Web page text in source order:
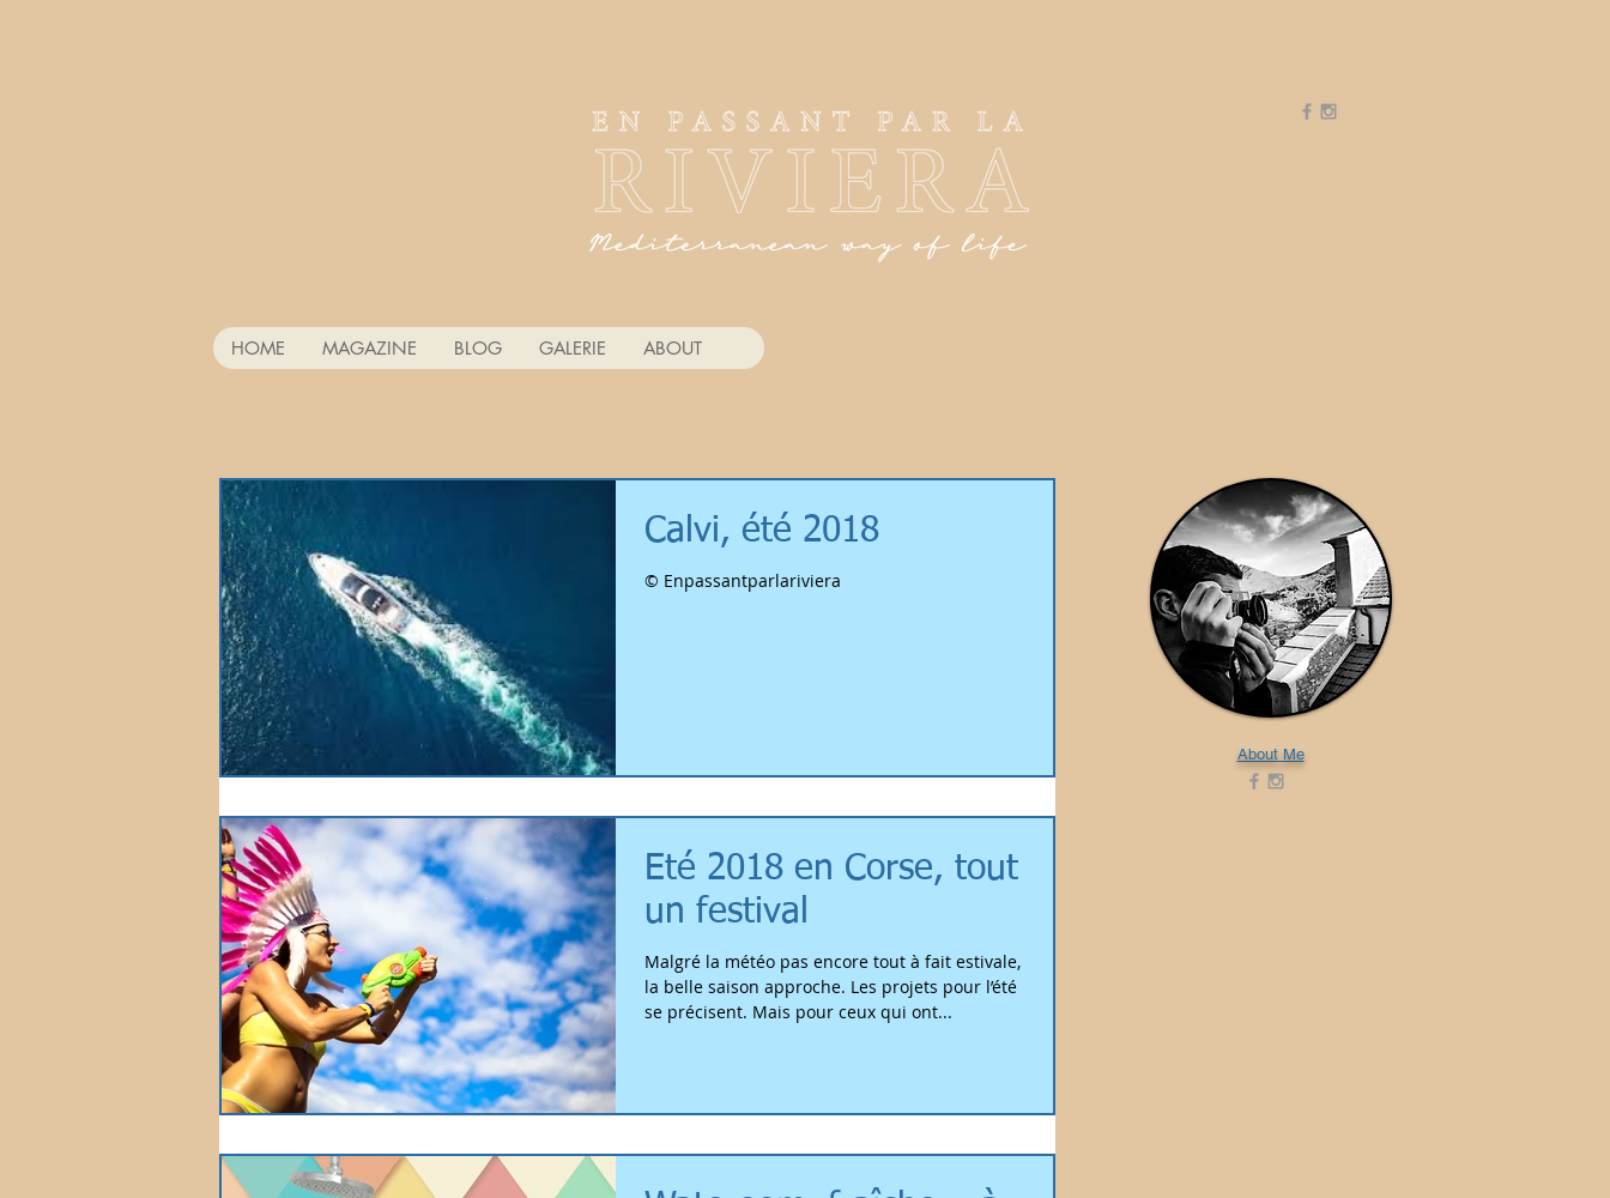
HOME MAGAZINE BLOG GALERIE ABOUT
Calvi, été 2018
© Enpassantparlariviera
Eté 2018 en Corse, tout
un festival
Malgré la météo pas encore tout à fait estivale,
la belle saison approche. Les projets pour l’été
se précisent. Mais pour ceux qui ont...
About Me